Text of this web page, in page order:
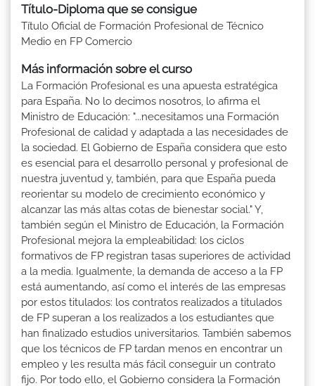
Título-Diploma que se consigue
Título Oficial de Formación Profesional de Técnico
Medio en FP Comercio
Más información sobre el curso
La Formación Profesional es una apuesta estratégica
para España. No lo decimos nosotros, lo afirma el
Ministro de Educación: "...necesitamos una Formación
Profesional de calidad y adaptada a las necesidades de
la sociedad. El Gobierno de España considera que esto
es esencial para el desarrollo personal y profesional de
nuestra juventud y, también, para que España pueda
reorientar su modelo de crecimiento económico y
alcanzar las más altas cotas de bienestar social." Y,
también según el Ministro de Educación, la Formación
Profesional mejora la empleabilidad: los ciclos
formativos de FP registran tasas superiores de actividad
a la media. Igualmente, la demanda de acceso a la FP
está aumentando, así como el interés de las empresas
por estos titulados: los contratos realizados a titulados
de FP superan a los realizados a los estudiantes que
han finalizado estudios universitarios. También sabemos
que los técnicos de FP tardan menos en encontrar un
empleo y les resulta más fácil conseguir un contrato
fijo. Por todo ello, el Gobierno considera la Formación